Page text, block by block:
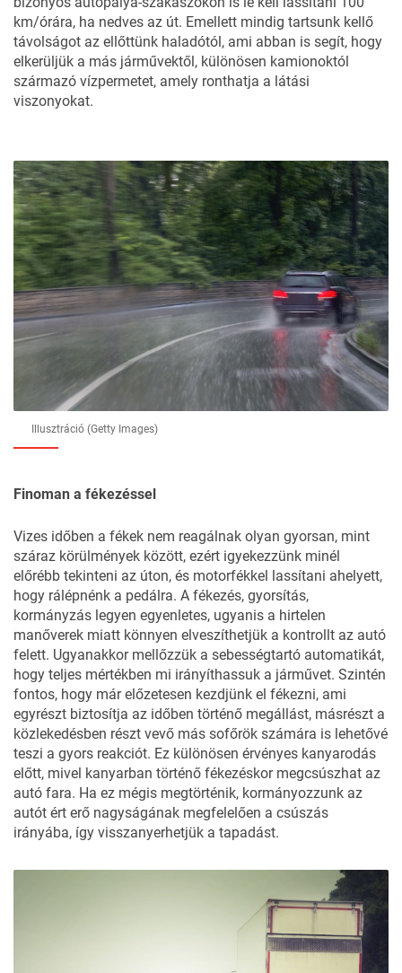
km/órára, ha nedves az út. Emellett mindig tartsunk kellő
távolságot az ellőttünk haladótól, ami abban is segít, hogy
elkerüljük a más járművektől, különösen kamionoktól
származó vízpermetet, amely ronthatja a látási
viszonyokat.
Illusztráció (Getty Images)
Finoman a fékezéssel
Vizes időben a fékek nem reagálnak olyan gyorsan, mint
száraz körülmények között, ezért igyekezzünk minél
előrébb tekinteni az úton, és motorfékkel lassítani ahelyett,
hogy rálépnénk a pedálra. A fékezés, gyorsítás,
kormányzás legyen egyenletes, ugyanis a hirtelen
manőverek miatt könnyen elveszíthetjük a kontrollt az autó
felett. Ugyanakkor mellőzzük a sebességtartó automatikát,
hogy teljes mértékben mi irányíthassuk a járművet. Szintén
fontos, hogy már előzetesen kezdjünk el fékezni, ami
egyrészt biztosítja az időben történő megállást, másrészt a
közlekedésben részt vevő más sofőrök számára is lehetővé
teszi a gyors reakciót. Ez különösen érvényes kanyarodás
előtt, mivel kanyarban történő fékezéskor megcsúszhat az
autó fara. Ha ez mégis megtörténik, kormányozzunk az
autót ért erő nagyságának megfelelően a csúszás
irányába, így visszanyerhetjük a tapadást.